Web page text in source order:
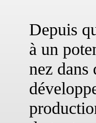
Depuis
à un
nez dans